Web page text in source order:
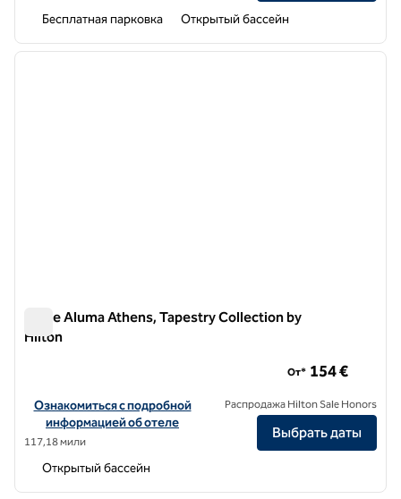
Бесплатная парковка Открытый бассейн
1 из 12
Anise Aluma Athens, Tapestry Collection by
Hilton
Посмотреть информацию об отеле Anise Aluma Athens,
Ознакомиться с подробной
информацией об отеле
117,18 мили
От* 154 €
Распродажа Hilton Sale Honors
Выбрать даты
Открытый бассейн